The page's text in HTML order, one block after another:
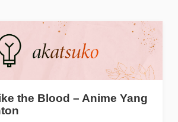
the Blood – Anime Yang